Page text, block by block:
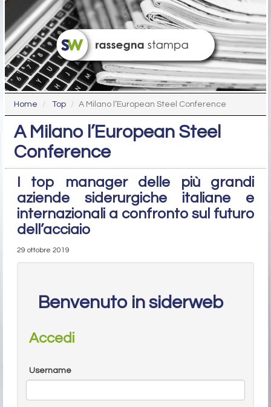
Home Top A Milano l’European Steel Conference
A Milano l’European Steel
Conference
I top manager delle più grandi
aziende siderurgiche italiane e
internazionali a confronto sul futuro
dell’acciaio
29 ottobre 2019
Benvenuto in siderweb
Accedi
Username